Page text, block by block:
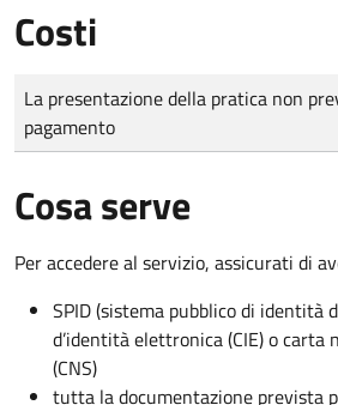
Costi
Tipo di pagamento
Importo
La presentazione della pratica non
pagamento
Cosa serve
Per accedere al servizio, assicurati di
SPID (sistema pubblico di identità
d’identità elettronica (CIE) o carta
(CNS)
tutta la documentazione prevista